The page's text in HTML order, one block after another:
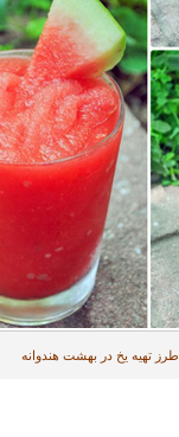
طرز تهیه یخ در بهشت هندوانه